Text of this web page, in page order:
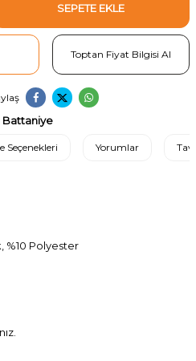
SEPETE EKLE
Toptan Fiyat Bilgisi Al
Battaniye
Seçenekleri Yorumlar
%10 Polyester